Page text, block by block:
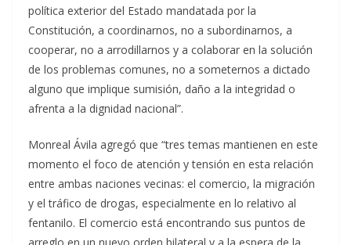
política exterior del Estado mandatada por la
Constitución, a coordinarnos, no a subordinarnos, a
cooperar, no a arrodillarnos y a colaborar en la solución
de los problemas comunes, no a someternos a dictado
alguno que implique sumisión, daño a la integridad o
afrenta a la dignidad nacional”.
Monreal Ávila agregó que “tres temas mantienen en este
momento el foco de atención y tensión en esta relación
entre ambas naciones vecinas: el comercio, la migración
y el tráfico de drogas, especialmente en lo relativo al
fentanilo. El comercio está encontrando sus puntos de